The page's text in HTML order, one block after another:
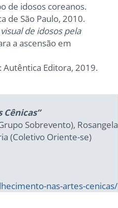
de idosos coreanos.
de São Paulo, 2010.
de idosos pela
a ascensão em
Editora, 2019.
Sobrevento), Rosangela
(Coletivo Oriente-se)
nas-artes-cenicas/